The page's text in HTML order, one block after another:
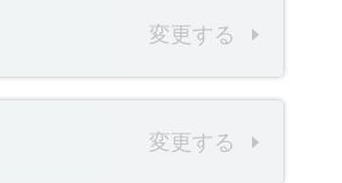
変更する
変更する